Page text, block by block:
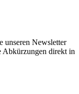
unseren Newsletter
Abkürzungen direkt in